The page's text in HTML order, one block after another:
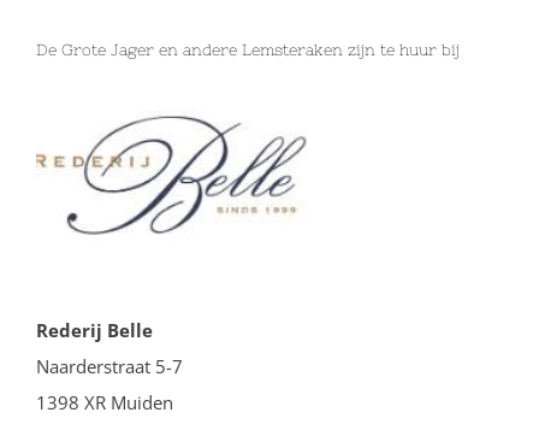
De Grote Jager en andere Lemsteraken zijn te huur bij
Rederij Belle
Naarderstraat 5-7
1398 XR Muiden